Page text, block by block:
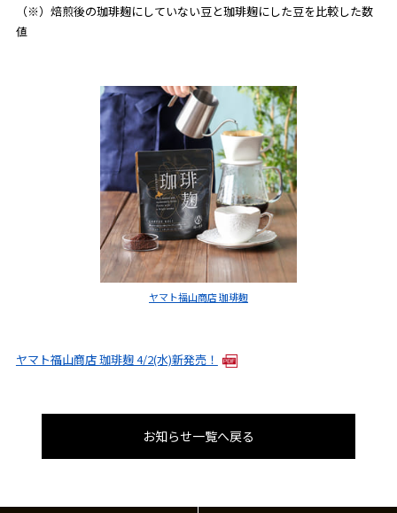
（※）焙煎後の珈琲麹にしていない豆と珈琲麹にした豆を比較した数
値
ヤマト福山商店 珈琲麹
ヤマト福山商店 珈琲麹 4/2(水)新発売！
お知らせ一覧へ戻る